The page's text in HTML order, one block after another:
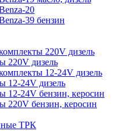
20
39 бензин
220V дизель
220V дизель
12-24V дизель
12-24V дизель
12-24V бензин, керосин
220V бензин, керосин
ТРК